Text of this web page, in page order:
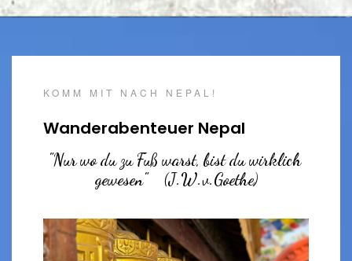
KOMM MIT NACH NEPAL!
Wanderabenteuer Nepal
"Nur wo du zu Fuß warst, bist du wirklich
gewesen"    (J.W.v.Goethe)